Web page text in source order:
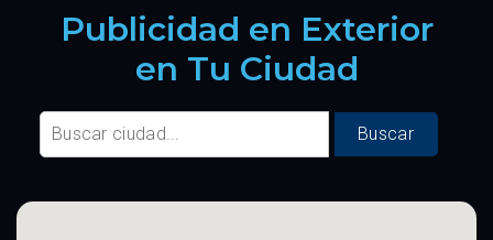
Publicidad en Exterior
en Tu Ciudad
Buscar